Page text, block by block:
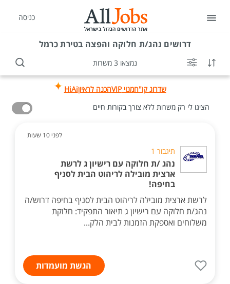
כניסה
דרושים נהג/ת חלוקה והפצה בטירת כרמל
נמצאו 3 משרות
שדרוג קו"חמנוי VIP הכנה לראיוןHiAi
הציגו לי רק משרות ללא צורך בקורות חיים
לפני 10 שעות
תיגבור 1
נהג /ת חלוקה עם רישיון ג לרשת
ארצית מובילה לריהוט הבית לסניף
בחיפה!
לרשת ארצית מובילה לריהוט הבית לסניף בחיפה דרוש/ה
נהג/ת חלוקה עם רישיון ג תיאור התפקיד: חלוקת
משלוחים ואספקת הזמנות לבית הלק...
הגשת מועמדות